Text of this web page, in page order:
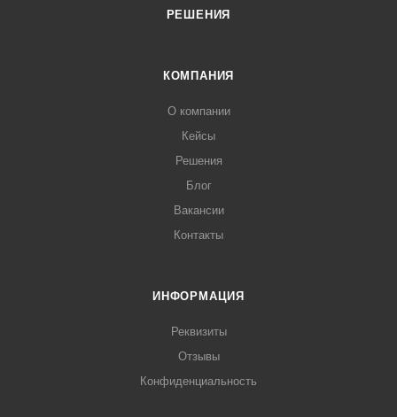
РЕШЕНИЯ
КОМПАНИЯ
О компании
Кейсы
Решения
Блог
Вакансии
Контакты
ИНФОРМАЦИЯ
Реквизиты
Отзывы
Конфиденциальность